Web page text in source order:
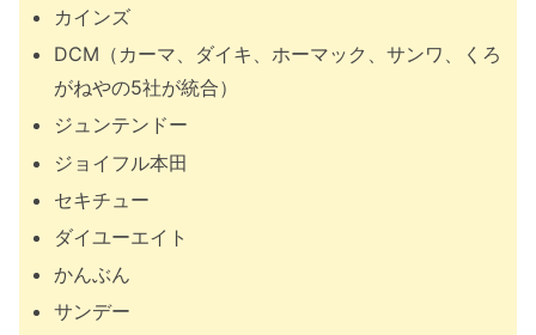
カインズ
DCM（カーマ、ダイキ、ホーマック、サンワ、くろ
がねやの5社が統合）
ジュンテンドー
ジョイフル本田
セキチュー
ダイユーエイト
かんぶん
サンデー